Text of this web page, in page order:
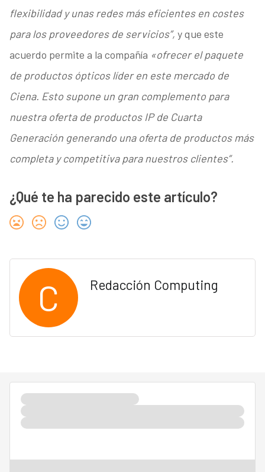
flexibilidad y unas redes más eficientes en costes
para los proveedores de servicios”, y que este
acuerdo permite a la compañía «ofrecer el paquete
de productos ópticos líder en este mercado de
Ciena. Esto supone un gran complemento para
nuestra oferta de productos IP de Cuarta
Generación generando una oferta de productos más
completa y competitiva para nuestros clientes”.
¿Qué te ha parecido este artículo?
C Redacción Computing